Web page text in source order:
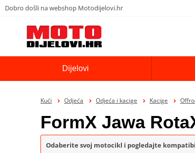
Dobro došli na webshop Motodijelovi.hr
Dijelovi
Kući Odjeća Odjeća i kacige Kacige
FormX Jawa
Odaberite svoj motocikl i pogledajte